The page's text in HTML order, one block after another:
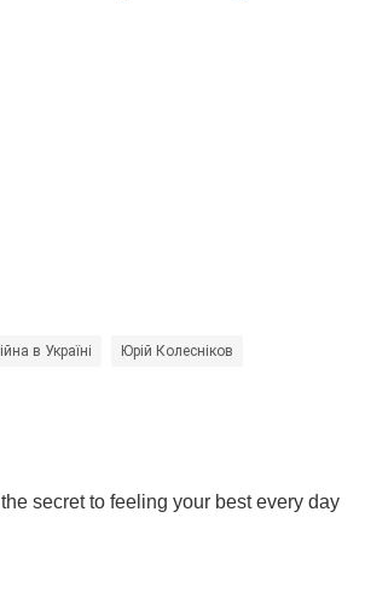
в Україні Юрій Колесніков